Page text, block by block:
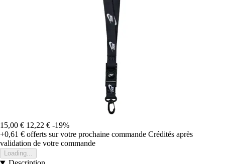
15,00 € 12,22 € -19%
+0,61 € offerts sur votre prochaine commande Crédités après
validation de votre commande
Loading...